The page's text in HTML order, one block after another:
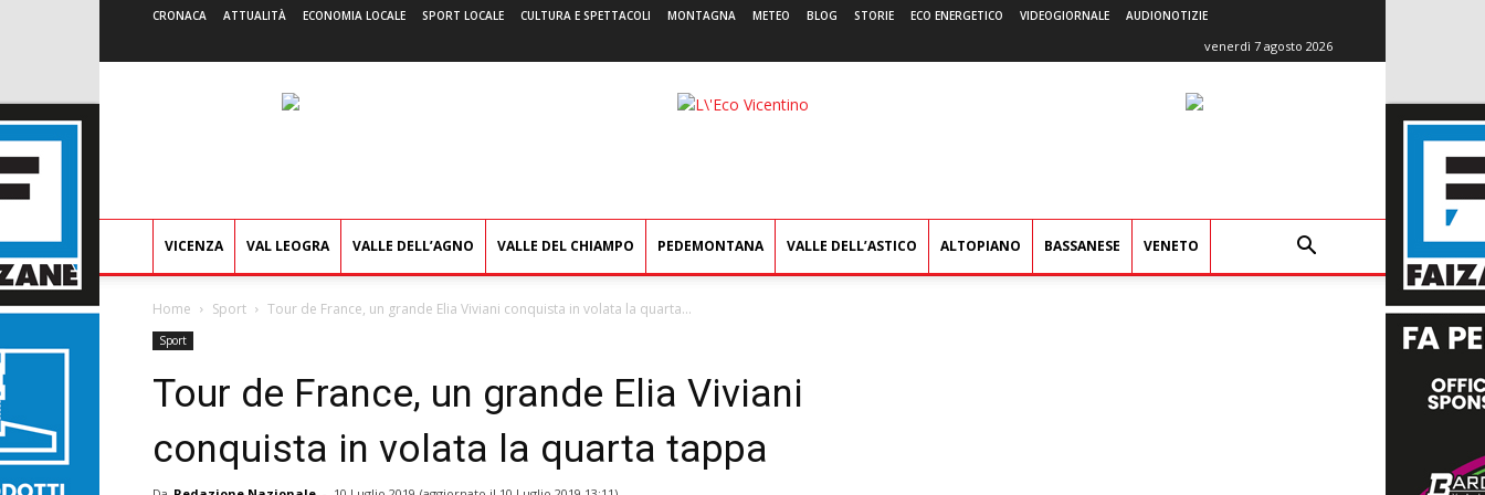
CRONACA ATTUALITÀ ECONOMIA LOCALE SPORT LOCALE CULTURA E SPETTACOLI MONTAGNA METEO BLOG STORIE ECO ENERGETICO VIDEOGIORNALE AUDIONOTIZIE
venerdì 7 agosto 2026
L'Eco
VICENZA VAL LEOGRA VALLE DELL’AGNO VALLE DEL CHIAMPO PEDEMONTANA VALLE DELL’ASTICO ALTOPIANO BASSANESE VENETO
Home Sport Tour de France, un grande Elia Viviani conquista in volata la quarta...
Sport
Tour de France, un grande Elia Viviani
conquista in volata la quarta tappa